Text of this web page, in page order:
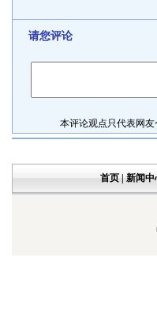
请您评
本评论观点只代表网友个人
首页| 新闻中